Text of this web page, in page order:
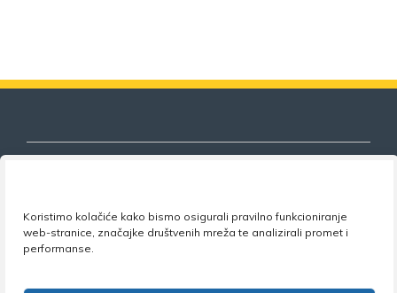
Koristimo kolačiće kako bismo osigurali pravilno funkcioniranje
web-stranice, značajke društvenih mreža te analizirali promet i
performanse.
Nezavisni sindikat znanosti i visokog
obrazovanja